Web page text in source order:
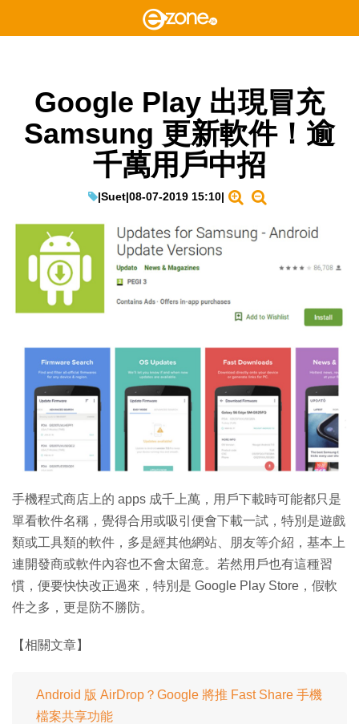
Google Play 出現冒充
Samsung 更新軟件！逾
千萬用戶中招
|Suet|08-07-2019 15:10|
手機程式商店上的 apps 成千上萬，用戶下載時可能都只是
單看軟件名稱，覺得合用或吸引便會下載一試，特別是遊戲
類或工具類的軟件，多是經其他網站、朋友等介紹，基本上
連開發商或軟件內容也不會太留意。若然用戶也有這種習
慣，便要快快改正過來，特別是 Google Play Store，假軟
件之多，更是防不勝防。
【相關文章】
Android 版 AirDrop？Google 將推 Fast Share 手機
檔案共享功能